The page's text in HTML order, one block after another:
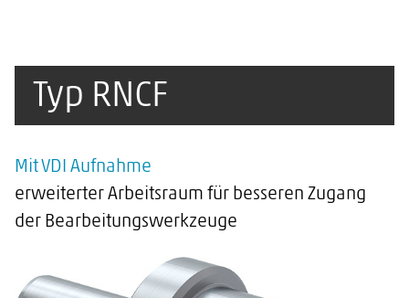
Typ RNCF
Mit VDI Aufnahme
erweiterter Arbeitsraum für besseren Zugang
der Bearbeitungswerkzeuge